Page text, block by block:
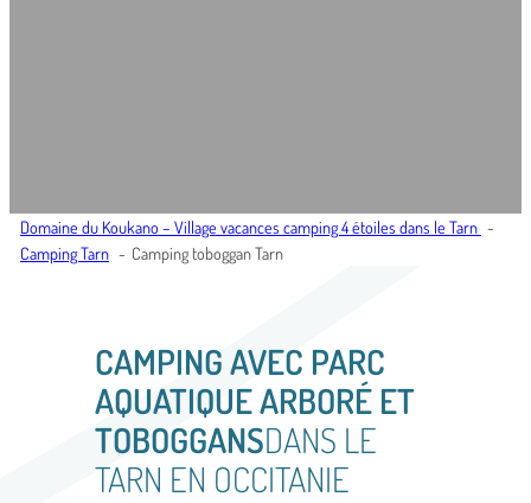
Domaine du Koukano – Village vacances camping 4 étoiles dans le Tarn
Camping Tarn
Camping toboggan Tarn
CAMPING AVEC PARC
AQUATIQUE ARBORÉ ET
TOBOGGANSDANS LE
TARN EN OCCITANIE